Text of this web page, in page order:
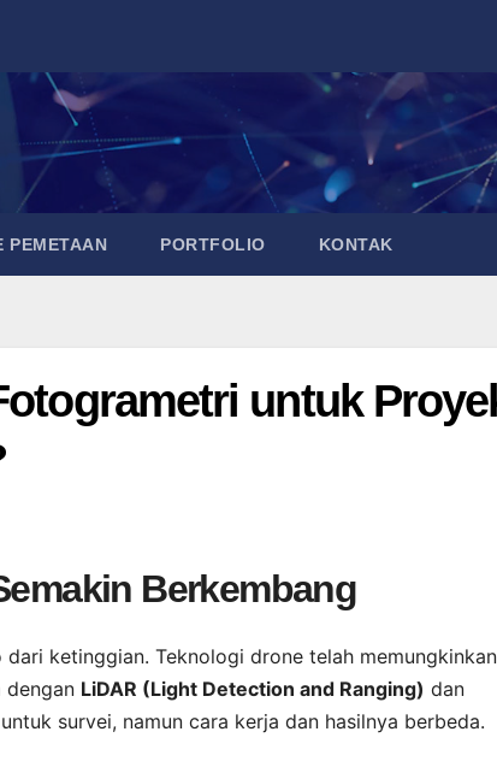
PEMETAAN PORTFOLIO KONTAK
untuk
Berkembang
ketinggian. Teknologi drone telah memungkinkan
dengan LiDAR (Light Detection and Ranging) dan
survei, namun cara kerja dan hasilnya berbeda.